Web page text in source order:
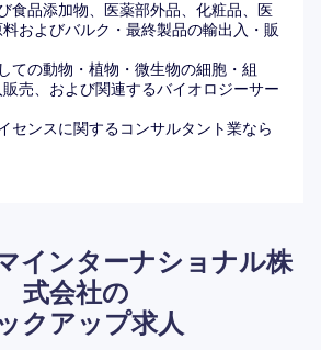
食品添加物、医薬部外品、化粧品、医
およびバルク・最終製品の輸出入・販
ての動物・植物・微生物の細胞・組
売、および関連するバイオロジーサー
センスに関するコンサルタント業なら
インターナショナル株
式会社の
クアップ求人